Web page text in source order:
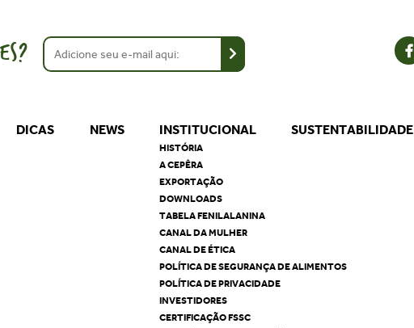
DICAS NEWS INSTITUCIONAL
HISTÓRIA
A CEPÊRA
EXPORTAÇÃO
DOWNLOADS
TABELA FENILALANINA
CANAL DA MULHER
CANAL DE ÉTICA
POLÍTICA DE SEGURANÇA DE ALIMENTOS
POLÍTICA DE PRIVACIDADE
INVESTIDORES
CERTIFICAÇÃO FSSC
SUSTENTABILIDADE